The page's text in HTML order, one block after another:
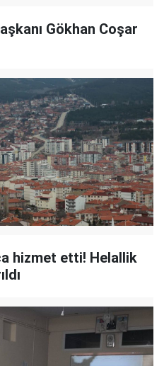
Gökhan Coşar
hizmet etti! Helallik